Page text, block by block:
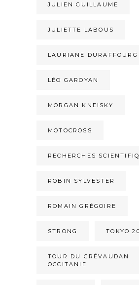
JULIEN GUILLAUME
JULIETTE LABOUS
LAURIANE DURAFFOURG
LÉO GAROYAN
MORGAN KNEISKY
MOTOCROSS
RECHERCHES
ROBIN SYLVESTER
ROMAIN GRÉGOIRE
STRONG TOKYO
TOUR DU GRÉVAUDAN
OCCITANIE